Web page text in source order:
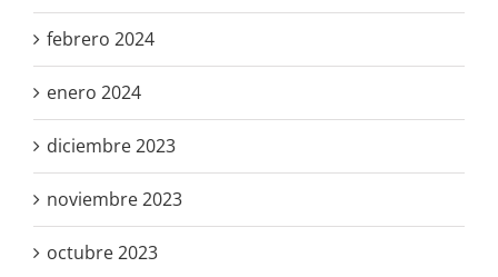
febrero 2024
enero 2024
diciembre 2023
noviembre 2023
octubre 2023